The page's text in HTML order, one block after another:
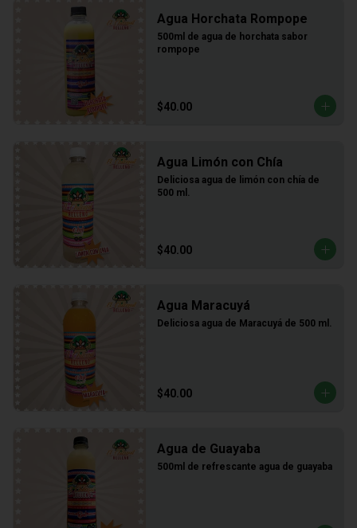
Agua Horchata Rompope
500ml de agua de horchata sabor
rompope
$40.00
Agua Limón con Chía
Deliciosa agua de limón con chía de
500 ml.
$40.00
Agua Maracuyá
Deliciosa agua de Maracuyá de 500 ml.
$40.00
Agua de Guayaba
500ml de refrescante agua de guayaba